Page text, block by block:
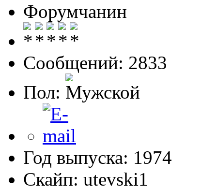
Форумчанин
Сообщений: 2833
Пол:
Год выпуска: 1974
Скайп: utevski1